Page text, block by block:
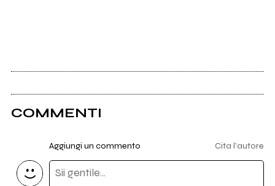
COMMENTI
Aggiungi un commento Cita l'autore